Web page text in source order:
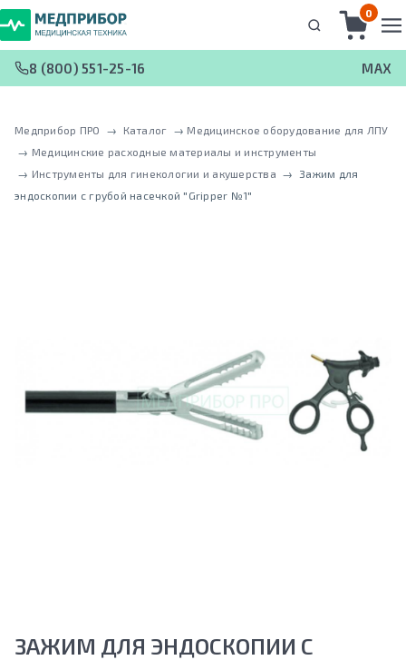
0
8 (800) 551-25-16 MAX
Медприбор ПРО → Каталог → Медицинское оборудование для ЛПУ
→ Медицинские расходные материалы и инструменты
→ Инструменты для гинекологии и акушерства →
Зажим для
эндоскопии с грубой насечкой "Gripper №1"
ЗАЖИМ ДЛЯ ЭНДОСКОПИИ С